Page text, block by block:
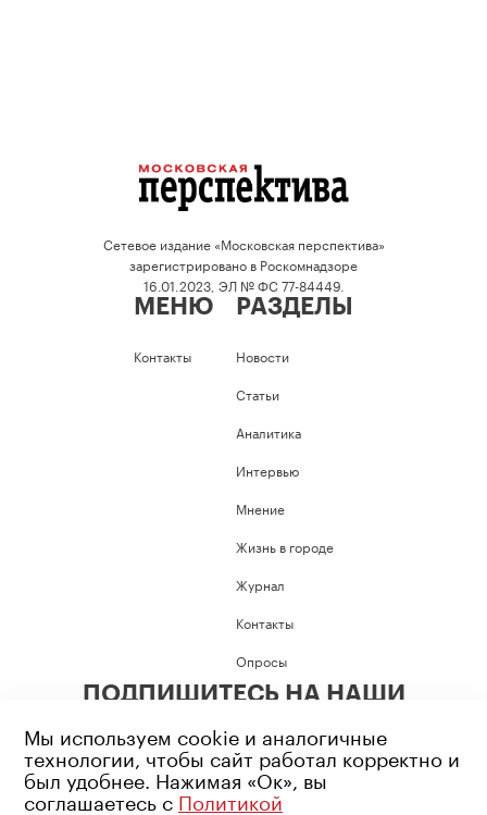
Сетевое издание «Московская перспектива»
зарегистрировано в Роскомнадзоре
16.01.2023, ЭЛ № ФС 77-84449.
МЕНЮ
Контакты
РАЗДЕЛЫ
Новости
Статьи
Аналитика
Интервью
Мнение
Жизнь в городе
Журнал
Контакты
Опросы
ПОДПИШИТЕСЬ НА НАШИ
Мы используем cookie и аналогичные
технологии, чтобы сайт работал корректно и
был удобнее. Нажимая «Ок», вы
соглашаетесь с Политикой